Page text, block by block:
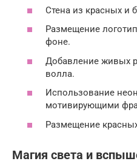
Стена из красных и
Размещение
фоне.
Добавление живых
волла.
Использование
мотивирующими
Размещение
Магия света и